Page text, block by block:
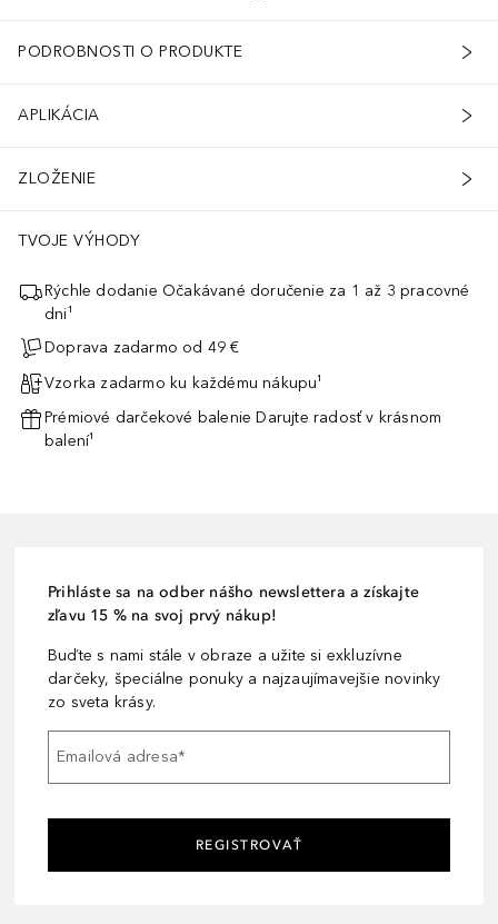
PODROBNOSTI O PRODUKTE
APLIKÁCIA
ZLOŽENIE
TVOJE VÝHODY
Rýchle dodanie Očakávané doručenie za 1 až 3 pracovné
dni¹
Doprava zadarmo od 49 €
Vzorka zadarmo ku každému nákupu¹
Prémiové darčekové balenie Darujte radosť v krásnom
balení¹
Prihláste sa na odber nášho newslettera a získajte
zľavu 15 % na svoj prvý nákup!
Buďte s nami stále v obraze a užite si exkluzívne
darčeky, špeciálne ponuky a najzaujímavejšie novinky
zo sveta krásy.
Emailová adresa*
REGISTROVAŤ